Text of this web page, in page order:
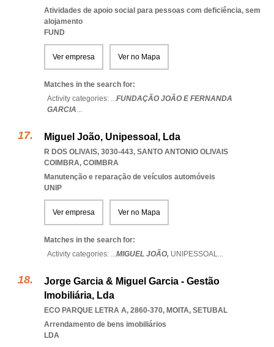
Atividades de apoio social para pessoas com deficiência, sem
alojamento
FUND
Ver empresa Ver no Mapa
Matches in the search for:
Activity categories: ...FUNDAÇÃO JOÃO E FERNANDA
GARCIA...
Miguel João, Unipessoal, Lda
R DOS OLIVAIS, 3030-443, SANTO ANTONIO OLIVAIS
COIMBRA, COIMBRA
Manutenção e reparação de veículos automóveis
UNIP
Ver empresa Ver no Mapa
Matches in the search for:
Activity categories: ...MIGUEL JOÃO, UNIPESSOAL...
Jorge Garcia & Miguel Garcia - Gestão
Imobiliária, Lda
ECO PARQUE LETRA A, 2860-370, MOITA, SETUBAL
Arrendamento de bens imobiliários
LDA